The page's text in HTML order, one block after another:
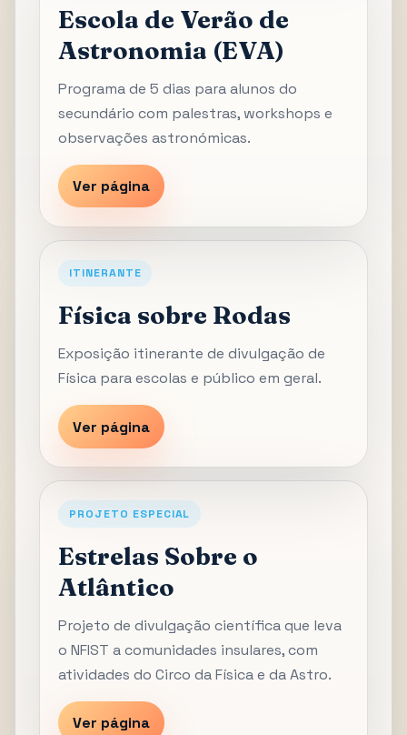
Escola de Verão de
Astronomia (EVA)
Programa de 5 dias para alunos do
secundário com palestras, workshops e
observações astronómicas.
Ver página
ITINERANTE
Física sobre Rodas
Exposição itinerante de divulgação de
Física para escolas e público em geral.
Ver página
PROJETO ESPECIAL
Estrelas Sobre o
Atlântico
Projeto de divulgação científica que leva
o NFIST a comunidades insulares, com
atividades do Circo da Física e da Astro.
Ver página